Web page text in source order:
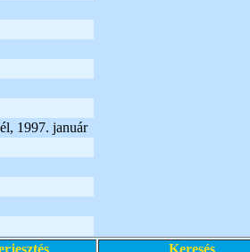
1997. január
Keresés